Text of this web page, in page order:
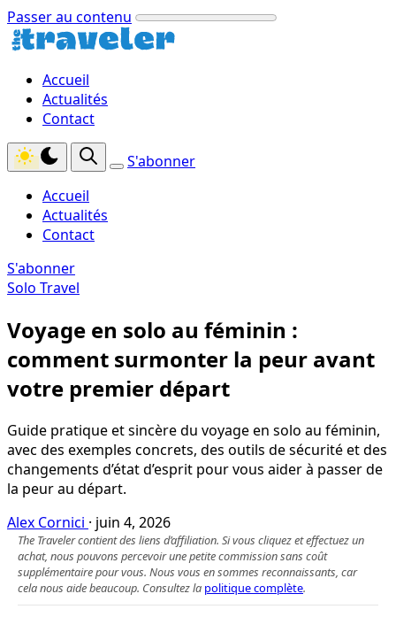
Passer au contenu
Accueil
Actualités
Contact
S'abonner
Accueil
Actualités
Contact
S'abonner
Solo Travel
Voyage en solo au féminin :
comment surmonter la peur avant
votre premier départ
Guide pratique et sincère du voyage en solo au féminin,
avec des exemples concrets, des outils de sécurité et des
changements d’état d’esprit pour vous aider à passer de
la peur au départ.
Alex Cornici · juin 4, 2026
The Traveler contient des liens d’affiliation. Si vous cliquez et effectuez un
achat, nous pouvons percevoir une petite commission sans coût
supplémentaire pour vous. Nous vous en sommes reconnaissants, car
cela nous aide beaucoup. Consultez la politique complète.